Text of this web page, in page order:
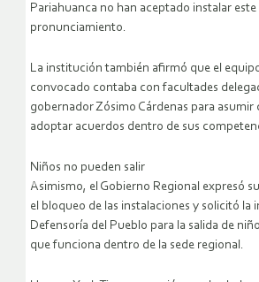
Pariahuanca no han aceptado instalar este
pronunciamiento.
La institución también afirmó que el
convocado contaba con facultades
gobernador Zósimo Cárdenas para
adoptar acuerdos dentro de sus
Niños no pueden salir
Asimismo, el Gobierno Regional expresó
el bloqueo de las instalaciones y solicitó la
Defensoría del Pueblo para la salida de
que funciona dentro de la sede regional.